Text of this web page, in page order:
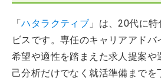
「ハタラクティブ 」は、20代に
ビスです。専任のキャリアアド
希望や適性を踏まえた求人提案や
己分析だけでなく就活準備までを